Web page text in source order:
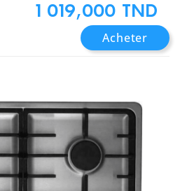
1 019,000 TND
Acheter